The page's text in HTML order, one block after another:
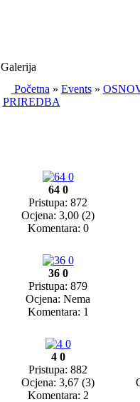
Galerija
Početna » Events»
PRIREDBA
64 0
Pristupa: 872
Ocjena: 3,00 (2)
Komentara: 0
36 0
Pristupa: 879
Ocjena: Nema
Komentara: 1
4 0
Pristupa: 882
Ocjena: 3,67 (3)
Komentara: 2